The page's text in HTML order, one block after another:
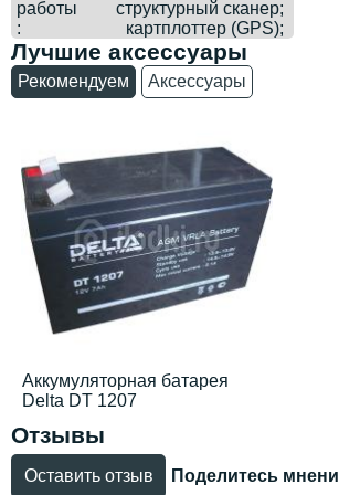
работы
структурный сканер;
картплоттер (GPS);
Лучшие аксессуары
Рекомендуем Аксессуары
Аккумуляторная батарея
Delta DT 1207
Отзывы
Оставить отзыв Поделитесь